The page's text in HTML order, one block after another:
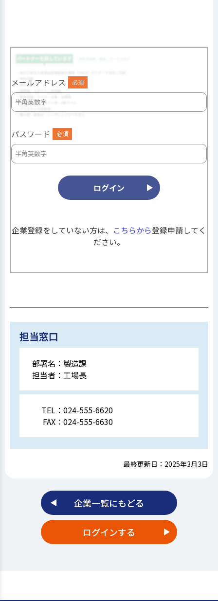
メールアドレス 必須
パスワード 必須
企業登録をしていない方は、 こちらから登録申請してく
ださい。
担当窓口
部署名： 製造課
担当者： 工場長
TEL： 024-555-6620
FAX： 024-555-6630
最終更新日：2025年3月3日
企業一覧にもどる
ログインする